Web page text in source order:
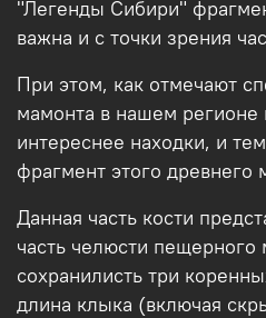
"Легенды Сибири"
важна и с точки зрения
При этом, как отмечают
мамонта в нашем регионе
интереснее находки, и
фрагмент этого древнего
Данная часть кости
часть челюсти пещерного
сохранилисть три
длина клыка (включая